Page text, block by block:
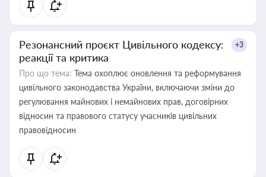
Резонансний проєкт Цивільного кодексу:
реакції та критика
+3
Про що тема: Тема охоплює оновлення та реформування
цивільного законодавства України, включаючи зміни до
регулювання майнових і немайнових прав, договірних
відносин та правового статусу учасників цивільних
правовідносин